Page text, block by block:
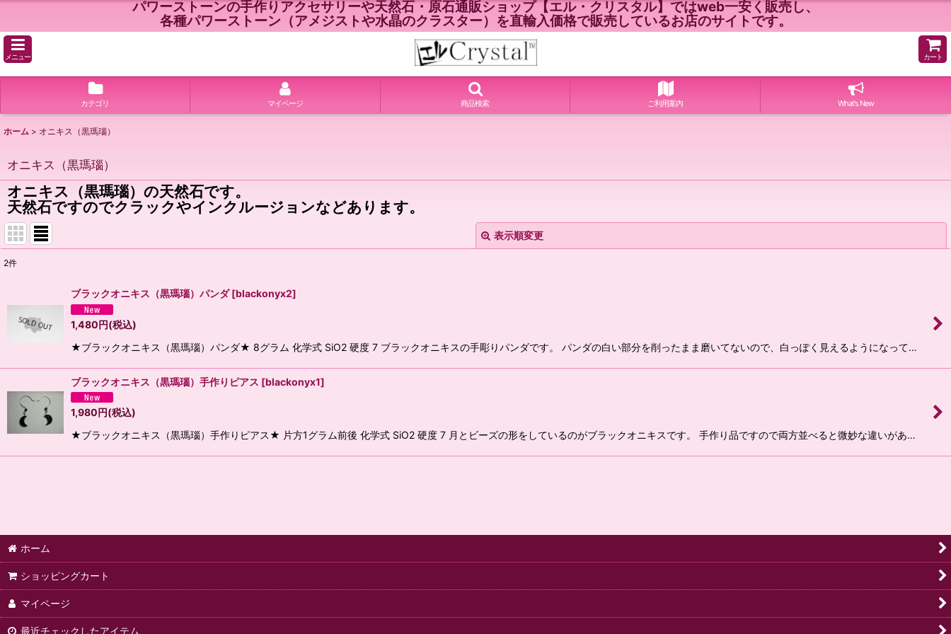
パワーストーンの手作りアクセサリーや天然石・原石通販ショップ【エル・クリスタル】ではweb一安く販売し、
各種パワーストーン（アメジストや水晶のクラスター）を直輸入価格で販売しているお店のサイトです。
メニュー カート
カテゴリ マイページ 商品検索 ご利用案内 What's New
ホーム > オニキス（黒瑪瑙）
オニキス（黒瑪瑙）
オニキス（黒瑪瑙）の天然石です。
天然石ですのでクラックやインクルージョンなどあります。
表示順変更
並び順
絞り込む
2件
ブラックオニキス（黒瑪瑙）パンダ [blackonyx2]
1,480円(税込)
★ブラックオニキス（黒瑪瑙）パンダ★ 8グラム 化学式 SiO2 硬度 7 ブラックオニキスの手彫りパンダです。 パンダの白い部分を削ったまま磨いてないので、白っぽく見えるようになって…
ブラックオニキス（黒瑪瑙）手作りピアス [blackonyx1]
1,980円(税込)
★ブラックオニキス（黒瑪瑙）手作りピアス★ 片方1グラム前後 化学式 SiO2 硬度 7 月とビーズの形をしているのがブラックオニキスです。 手作り品ですので両方並べると微妙な違いがあ…
ホーム
ショッピングカート
マイページ
最近チェックしたアイテム